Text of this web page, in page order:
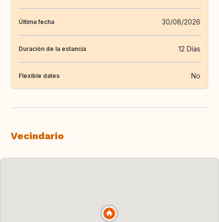
Última fecha 30/08/2026
Duración de la estancia 12 Días
Flexible dates No
Vecindario